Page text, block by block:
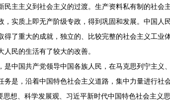
主义到社会主义的过渡。生产资料私有制的社会
实质上即无产阶级专政，得到巩固和发展。中国
了重大的成就，独立的、比较完整的社会主义工
民的生活有了较大的改善。
国共产党领导中国各族人民，在马克思列宁主义
是，沿着中国特色社会主义道路，集中力量进行
想、科学发展观、习近平新时代中国特色社会主义